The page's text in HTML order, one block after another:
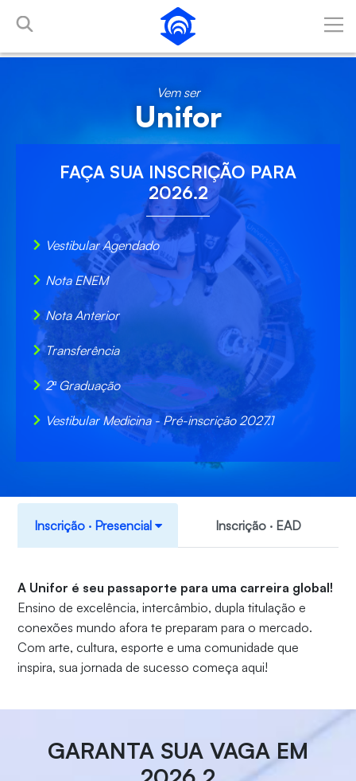
Pular para o Conteúdo principal
Vem ser
Unifor
FAÇA SUA INSCRIÇÃO PARA
2026.2
Vestibular Agendado
Nota ENEM
Nota Anterior
Transferência
2ª Graduação
Vestibular Medicina - Pré-inscrição 2027.1
Inscrição ‧ Presencial Inscrição ‧ EAD
A Unifor é seu passaporte para uma carreira global!
Ensino de excelência, intercâmbio, dupla titulação e
conexões mundo afora te preparam para o mercado.
Com arte, cultura, esporte e uma comunidade que
inspira, sua jornada de sucesso começa aqui!
GARANTA SUA VAGA EM